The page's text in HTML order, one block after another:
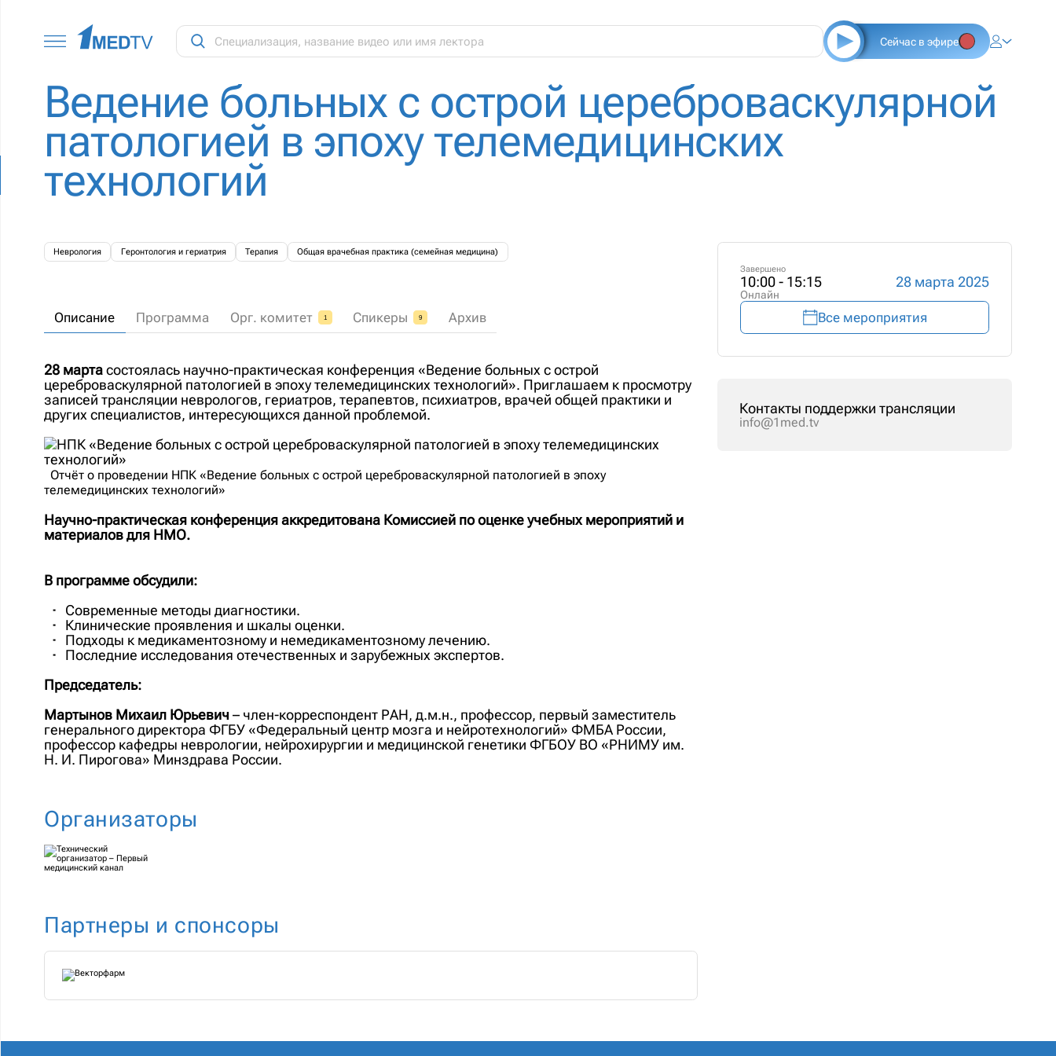
Сейчас в эфире
Ведение больных с острой цереброваскулярной
патологией в эпоху телемедицинских
технологий
Неврология Геронтология и гериатрия Терапия Общая врачебная практика (семейная медицина)
Описание Программа Орг. комитет 1 Спикеры 9 Архив
28 мартасостоялась научно-практическая конференция «Ведение больных с острой
цереброваскулярной патологией в эпоху телемедицинских технологий». Приглашаем к просмотру
записей трансляции неврологов, гериатров, терапевтов, психиатров, врачей общей практики и
других специалистов, интересующихся данной проблемой.
Отчёт о проведении НПК «Ведение больных с острой цереброваскулярной патологией в эпоху
телемедицинских технологий»
Научно-практическая конференция аккредитована Комиссией по оценке учебных мероприятий и
материалов для НМО.
В программе обсудили:
Современные методы диагностики.
Клинические проявления и шкалы оценки.
Подходы к медикаментозному и немедикаментозному лечению.
Последние исследования отечественных и зарубежных экспертов.
Председатель:
Мартынов Михаил Юрьевич – член-корреспондент РАН, д.м.н., профессор, первый заместитель
генерального директора ФГБУ «Федеральный центр мозга и нейротехнологий» ФМБА России,
профессор кафедры неврологии, нейрохирургии и медицинской генетики ФГБОУ ВО «РНИМУ им.
Н. И. Пирогова» Минздрава России.
Организаторы
Партнеры и спонсоры
Завершено
10:00 - 15:15 28 марта 2025
Онлайн
Все мероприятия
Контакты поддержки трансляции
info@1med.tv